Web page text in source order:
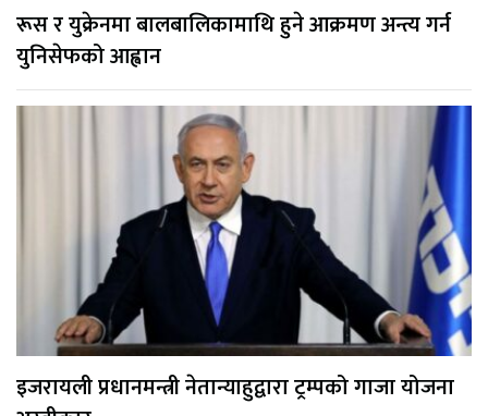
रूस र युक्रेनमा बालबालिकामाथि हुने आक्रमण अन्त्य गर्न
युनिसेफको आह्वान
इजरायली प्रधानमन्त्री नेतान्याहुद्वारा ट्रम्पको गाजा योजना